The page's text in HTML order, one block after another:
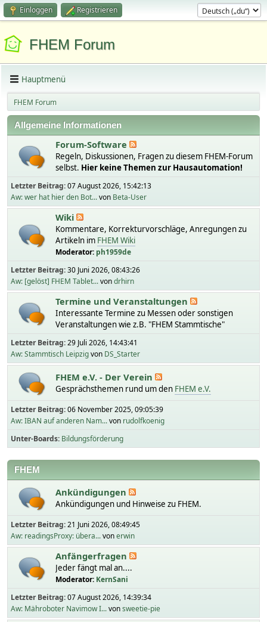
Einloggen Registrieren
FHEM Forum
Hauptmenü
FHEM Forum
Allgemeine Informationen
Forum-Software
Regeln, Diskussionen, Fragen zu diesem FHEM-Forum
selbst. Hier keine Themen zur Hausautomation!
Letzter Beitrag:07 August 2026, 15:42:13
Aw: wer hat hier den Bot...von Beta-User
Wiki
Kommentare, Korrekturvorschläge, Anregungen zu
Artikeln im FHEM Wiki
Moderator: ph1959de
Letzter Beitrag:30 Juni 2026, 08:43:26
Aw: [gelöst] FHEM Tablet...vondrhirn
Termine und Veranstaltungen
Interessante Termine zu Messen oder sonstigen
Veranstaltungen wie z.B. "FHEM Stammtische"
Letzter Beitrag:29 Juli 2026, 14:43:41
Aw: Stammtisch Leipzigvon DS_Starter
FHEM e.V. - Der Verein
Gesprächsthemen rund um den FHEM e.V.
Letzter Beitrag:06 November 2025, 09:05:39
Aw: IBAN auf anderen Nam...von rudolfkoenig
Unter-Boards Bildungsförderung
FHEM
Ankündigungen
Ankündigungen und Hinweise zu FHEM.
Letzter Beitrag:21 Juni 2026, 08:49:45
Aw: readingsProxy: übera...vonerwin
Anfängerfragen
Jeder fängt mal an....
Moderator: KernSani
Letzter Beitrag:07 August 2026, 14:39:34
Aw: Mähroboter Navimow I...vonsweetie-pie